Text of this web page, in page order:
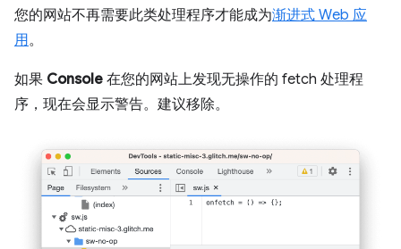
您的网站不再需要此类处理程序才能成为渐进式 Web 应
用。
如果 Console 在您的网站上发现无操作的 fetch 处理程
序，现在会显示警告。建议移除。